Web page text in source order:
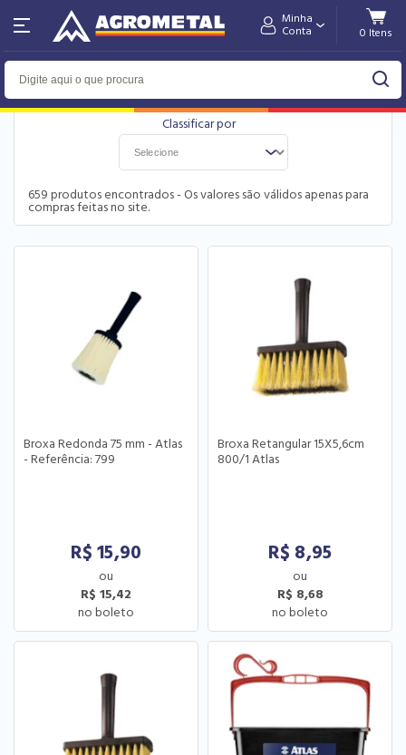
Minha
Conta
Home Tintas & Acessórios
659 produtos encontrados - Os valores são válidos apenas para
compras feitas no site.
Broxa Redonda 75 mm - Atlas
- Referência: 799
R$ 15,90
R$ 15,42
Broxa Retangular 15X5,6cm
800/1 Atlas
R$ 8,95
R$ 8,68